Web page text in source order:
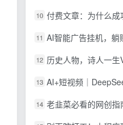
10 付费文章：为什么成功
11 AI智能广告挂机，躺赚新模式 设
12 历史人物，诗人一生Vlog教学， AI制作丨伙伴计划
13 AI+短视频｜DeepSeek即梦豆包小云雀全工具教学，
14 老韭菜必看的网创指南！了解项目类型，